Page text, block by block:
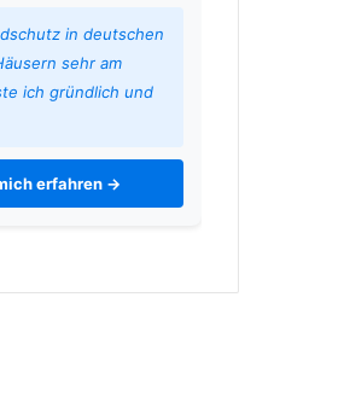
in deutschen
sehr am
ich gründlich und
erfahren →